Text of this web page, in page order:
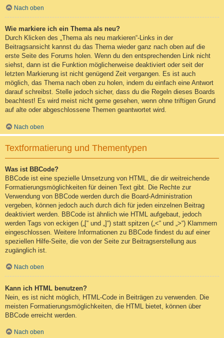
Nach oben
Wie markiere ich ein Thema als neu?
Durch Klicken des „Thema als neu markieren“-Links in der
Beitragsansicht kannst du das Thema wieder ganz nach oben auf die
erste Seite des Forums holen. Wenn du den entsprechenden Link nicht
siehst, dann ist die Funktion möglicherweise deaktiviert oder seit der
letzten Markierung ist nicht genügend Zeit vergangen. Es ist auch
möglich, das Thema nach oben zu holen, indem du einfach eine Antwort
darauf schreibst. Stelle jedoch sicher, dass du die Regeln dieses Boards
beachtest! Es wird meist nicht gerne gesehen, wenn ohne triftigen Grund
auf alte oder abgeschlossene Themen geantwortet wird.
Nach oben
Textformatierung und Thementypen
Was ist BBCode?
BBCode ist eine spezielle Umsetzung von HTML, die dir weitreichende
Formatierungsmöglichkeiten für deinen Text gibt. Die Rechte zur
Verwendung von BBCode werden durch die Board-Administration
vergeben, können jedoch auch durch dich für jeden einzelnen Beitrag
deaktiviert werden. BBCode ist ähnlich wie HTML aufgebaut, jedoch
werden Tags von eckigen („[“ und „]“) statt spitzen („<“ und „>“) Klammern
eingeschlossen. Weitere Informationen zu BBCode findest du auf einer
speziellen Hilfe-Seite, die von der Seite zur Beitragserstellung aus
zugänglich ist.
Nach oben
Kann ich HTML benutzen?
Nein, es ist nicht möglich, HTML-Code in Beiträgen zu verwenden. Die
meisten Formatierungsmöglichkeiten, die HTML bietet, können über
BBCode erreicht werden.
Nach oben